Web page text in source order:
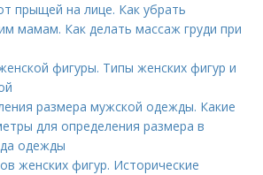
прыщей на лице. Как убрать
мамам. Как делать массаж груди при
фигуры. Типы женских фигур и
размера мужской одежды. Какие
для определения размера в
одежды
женских фигур. Исторические